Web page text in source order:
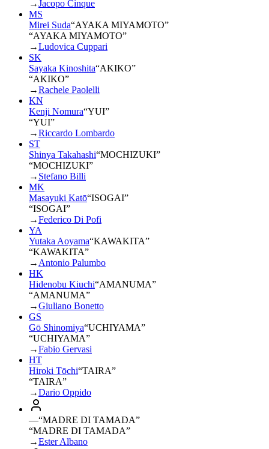
→Jacopo Cinque
MS
Mirei Suda“AYAKA MIYAMOTO”
“AYAKA MIYAMOTO”
→Ludovica Cuppari
SK
Sayaka Kinoshita“AKIKO”
“AKIKO”
→Rachele Paolelli
KN
Kenji Nomura“YUI”
“YUI”
→Riccardo Lombardo
ST
Shinya Takahashi“MOCHIZUKI”
“MOCHIZUKI”
→ Stefano Billi
MK
Masayuki Katō“ISOGAI”
“ISOGAI”
→Federico Di Pofi
YA
Yutaka Aoyama“KAWAKITA”
“KAWAKITA”
→ Antonio Palumbo
HK
Hidenobu Kiuchi“AMANUMA”
“AMANUMA”
→Giuliano Bonetto
GS
Gō Shinomiya“UCHIYAMA”
“UCHIYAMA”
→Fabio Gervasi
HT
Hiroki Tōchi“TAIRA”
“TAIRA”
→Dario Oppido
—“MADRE DI TAMADA”
“MADRE DI TAMADA”
→Ester Albano